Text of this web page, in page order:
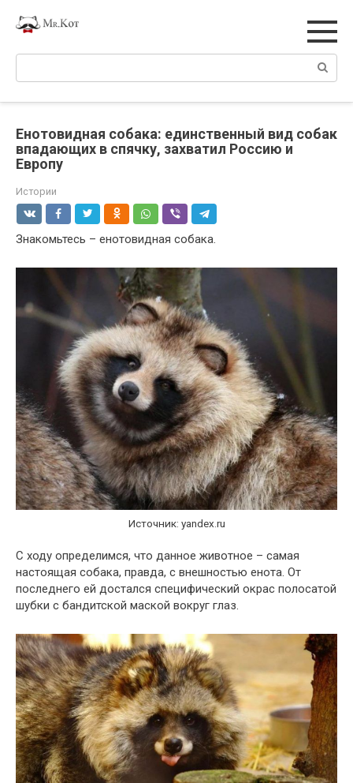
Поиск:
Енотовидная собака: единственный вид собак
впадающих в спячку, захватил Россию и
Европу
Истории
Знакомьтесь – енотовидная собака.
Источник: yandex.ru
С ходу определимся, что данное животное – самая
настоящая собака, правда, с внешностью енота. От
последнего ей достался специфический окрас полосатой
шубки с бандитской маской вокруг глаз.